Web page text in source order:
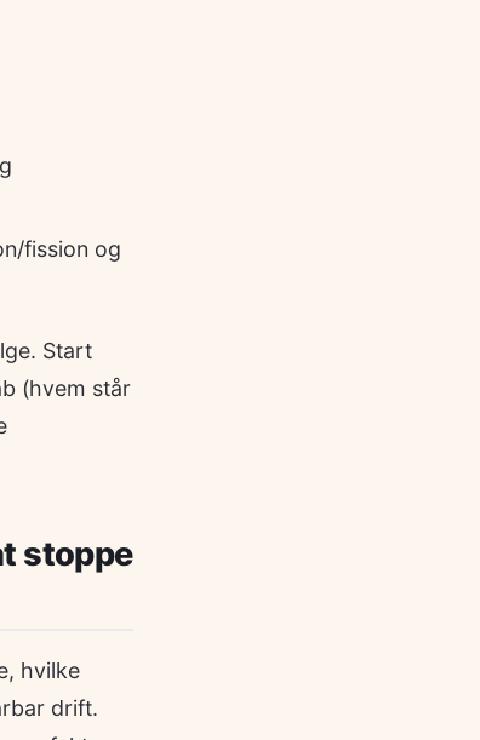
fission og
Start
(hvem står
stoppe
hvilke
drift.